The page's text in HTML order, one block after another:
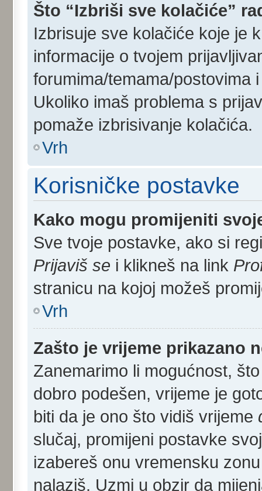
Što “Izbriši sve kolačiće”
Izbrisuje sve kolačiće koje je
informacije o tvojem
forumima/temama/postovima
Ukoliko imaš problema s
pomaže izbrisivanje kolačića.
Vrh
Korisničke postavke
Kako mogu promijeniti
Sve tvoje postavke, ako si
Prijaviš se i klikneš na link
stranicu na kojoj možeš
Vrh
Zašto je vrijeme prikazano
Zanemarimo li mogućnost,
dobro podešen, vrijeme je
biti da je ono što vidiš vrijeme
slučaj, promijeni postavke
izabereš onu vremensku
nalaziš. Uzmi u obzir da